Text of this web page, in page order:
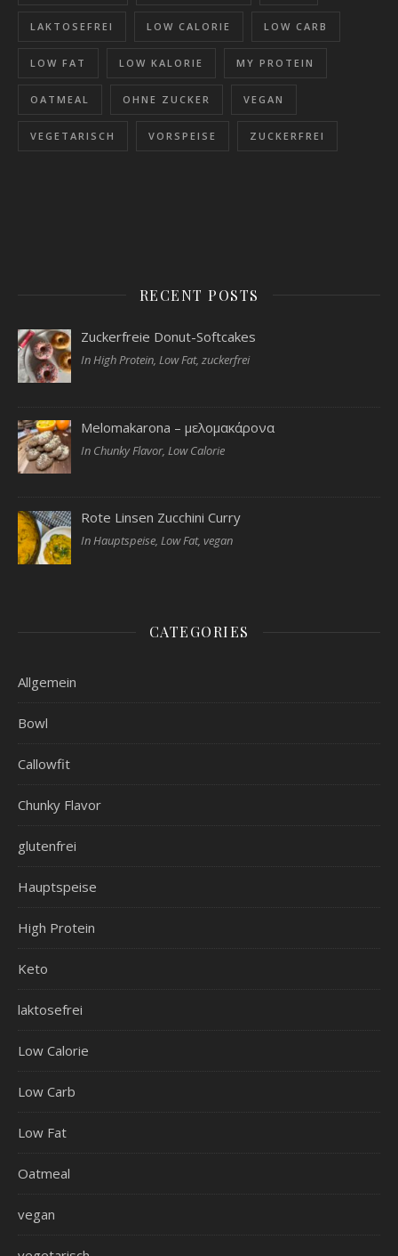
LAKTOSEFREI LOW CALORIE LOW CARB
LOW FAT LOW KALORIE MY PROTEIN
OATMEAL OHNE ZUCKER VEGAN
VEGETARISCH VORSPEISE ZUCKERFREI
RECENT POSTS
Zuckerfreie Donut-Softcakes
In High Protein, Low Fat, zuckerfrei
Melomakarona – μελομακάρονα
In Chunky Flavor, Low Calorie
Rote Linsen Zucchini Curry
In Hauptspeise, Low Fat, vegan
CATEGORIES
Allgemein
Bowl
Callowfit
Chunky Flavor
glutenfrei
Hauptspeise
High Protein
Keto
laktosefrei
Low Calorie
Low Carb
Low Fat
Oatmeal
vegan